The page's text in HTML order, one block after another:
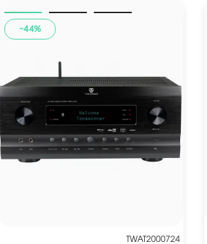
-44%
TWAT2000724